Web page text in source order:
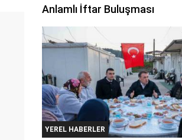
Anlamlı İftar Buluşması
YEREL HABERLER